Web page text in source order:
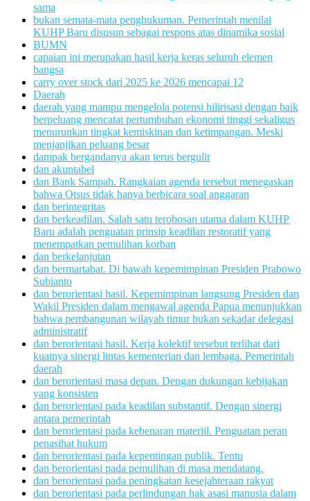
sama
bukan semata-mata penghukuman. Pemerintah menilai
KUHP Baru disusun sebagai respons atas dinamika sosial
BUMN
capaian ini merupakan hasil kerja keras seluruh elemen
bangsa
carry over stock dari 2025 ke 2026 mencapai 12
Daerah
daerah yang mampu mengelola potensi hilirisasi dengan baik
berpeluang mencatat pertumbuhan ekonomi tinggi sekaligus
menurunkan tingkat kemiskinan dan ketimpangan. Meski
menjanjikan peluang besar
dampak bergandanya akan terus bergulir
dan akuntabel
dan Bank Sampah. Rangkaian agenda tersebut menegaskan
bahwa Otsus tidak hanya berbicara soal anggaran
dan berintegritas
dan berkeadilan. Salah satu terobosan utama dalam KUHP
Baru adalah penguatan prinsip keadilan restoratif yang
menempatkan pemulihan korban
dan berkelanjutan
dan bermartabat. Di bawah kepemimpinan Presiden Prabowo
Subianto
dan berorientasi hasil. Kepemimpinan langsung Presiden dan
Wakil Presiden dalam mengawal agenda Papua menunjukkan
bahwa pembangunan wilayah timur bukan sekadar delegasi
administratif
dan berorientasi hasil. Kerja kolektif tersebut terlihat dari
kuatnya sinergi lintas kementerian dan lembaga. Pemerintah
daerah
dan berorientasi masa depan. Dengan dukungan kebijakan
yang konsisten
dan berorientasi pada keadilan substantif. Dengan sinergi
antara pemerintah
dan berorientasi pada kebenaran materiil. Penguatan peran
penasihat hukum
dan berorientasi pada kepentingan publik. Tentu
dan berorientasi pada pemulihan di masa mendatang.
dan berorientasi pada peningkatan kesejahteraan rakyat
dan berorientasi pada perlindungan hak asasi manusia dalam